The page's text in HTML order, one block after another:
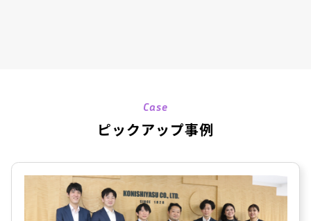
Case
ピックアップ事例